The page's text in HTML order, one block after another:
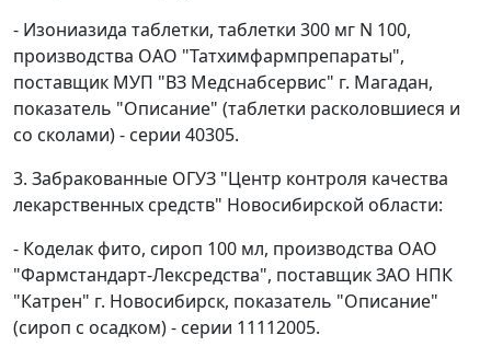
- Изониазида таблетки, таблетки 300 мг N 100,
производства ОАО "Татхимфармпрепараты",
поставщик МУП "ВЗ Медснабсервис" г. Магадан,
показатель "Описание" (таблетки расколовшиеся и
со сколами) - серии 40305.
3. Забракованные ОГУЗ "Центр контроля качества
лекарственных средств" Новосибирской области:
- Коделак фито, сироп 100 мл, производства ОАО
"Фармстандарт-Лексредства", поставщик ЗАО НПК
"Катрен" г. Новосибирск, показатель "Описание"
(сироп с осадком) - серии 11112005.